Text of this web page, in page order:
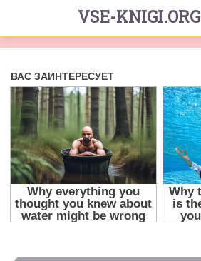
VSE-KNIGI.ORG